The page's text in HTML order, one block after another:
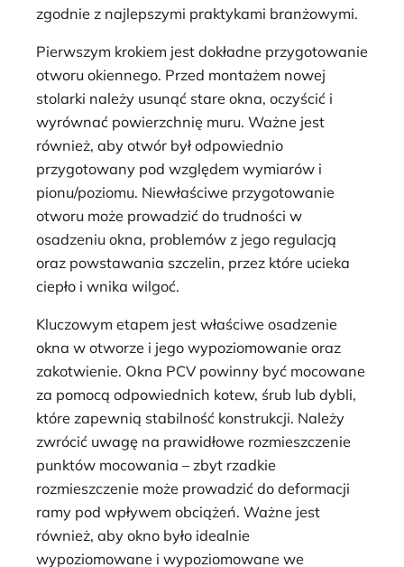
zgodnie z najlepszymi praktykami branżowymi.
Pierwszym krokiem jest dokładne przygotowanie
otworu okiennego. Przed montażem nowej
stolarki należy usunąć stare okna, oczyścić i
wyrównać powierzchnię muru. Ważne jest
również, aby otwór był odpowiednio
przygotowany pod względem wymiarów i
pionu/poziomu. Niewłaściwe przygotowanie
otworu może prowadzić do trudności w
osadzeniu okna, problemów z jego regulacją
oraz powstawania szczelin, przez które ucieka
ciepło i wnika wilgoć.
Kluczowym etapem jest właściwe osadzenie
okna w otworze i jego wypoziomowanie oraz
zakotwienie. Okna PCV powinny być mocowane
za pomocą odpowiednich kotew, śrub lub dybli,
które zapewnią stabilność konstrukcji. Należy
zwrócić uwagę na prawidłowe rozmieszczenie
punktów mocowania – zbyt rzadkie
rozmieszczenie może prowadzić do deformacji
ramy pod wpływem obciążeń. Ważne jest
również, aby okno było idealnie
wypoziomowane i wypoziomowane we